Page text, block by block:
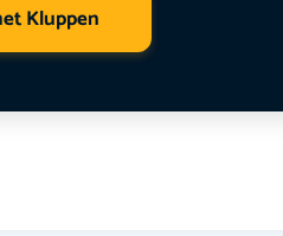
Kluppen